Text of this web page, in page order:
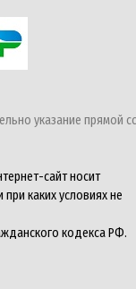
указание прямой
сайт носит
каких условиях не
кодекса РФ.